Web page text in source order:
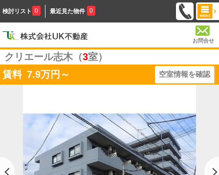
検討リスト 0 最近見た物件 0
お問合せ
クリエール志木（3室）
賃料 7.9万円～ 空室情報を確認